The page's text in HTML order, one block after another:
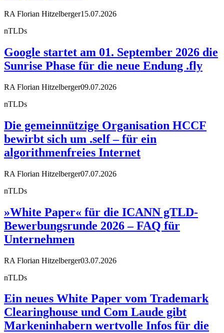
RA Florian Hitzelberger15.07.2026
nTLDs
Google startet am 01. September 2026 die
Sunrise Phase für die neue Endung .fly
RA Florian Hitzelberger09.07.2026
nTLDs
Die gemeinnützige Organisation HCCF
bewirbt sich um .self – für ein
algorithmenfreies Internet
RA Florian Hitzelberger07.07.2026
nTLDs
»White Paper« für die ICANN gTLD-
Bewerbungsrunde 2026 – FAQ für
Unternehmen
RA Florian Hitzelberger03.07.2026
nTLDs
Ein neues White Paper vom Trademark
Clearinghouse und Com Laude gibt
Markeninhabern wertvolle Infos für die